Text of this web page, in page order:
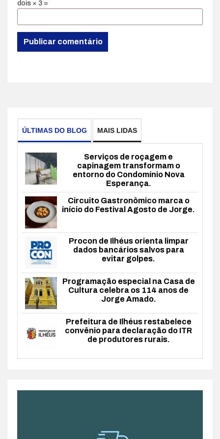
dois × 3 =
ÚLTIMAS DO BLOG MAIS LIDAS
Serviços de roçagem e
capinagem transformam o
entorno do Condomínio Nova
Esperança.
Circuito Gastronômico marca o
início do Festival Agosto de Jorge.
Procon de Ilhéus orienta limpar
dados bancários salvos para
evitar golpes.
Programação especial na Casa de
Cultura celebra os 114 anos de
Jorge Amado.
Prefeitura de Ilhéus restabelece
convênio para declaração do ITR
de produtores rurais.